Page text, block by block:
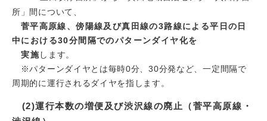
所」間について、
菅平高原線、傍陽線及び真田線の3路線による平日の日
中における30分間隔でのパターンダイヤ化を
実施します。
※パターンダイヤとは毎時0分、30分発など、一定間隔で
周期的に運行されるダイヤを指します。
(2)運行本数の増便及び渋沢線の廃止（菅平高原線・